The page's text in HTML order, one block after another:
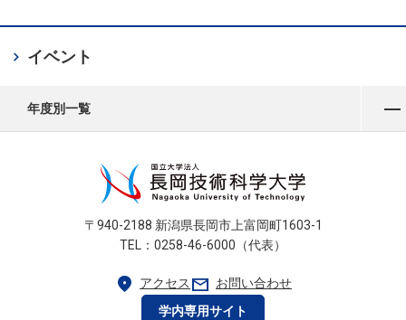
イベント
chevron_right
年度別一覧
〒940-2188 新潟県長岡市上富岡町1603-1
TEL：0258-46-6000（代表）
location_on アクセス mail お問い合わせ
学内専用サイト